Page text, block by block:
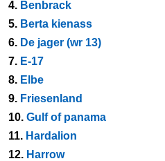
4. Benbrack
5. Berta kienass
6. De jager (wr 13)
7. E-17
8. Elbe
9. Friesenland
10. Gulf of panama
11. Hardalion
12. Harrow